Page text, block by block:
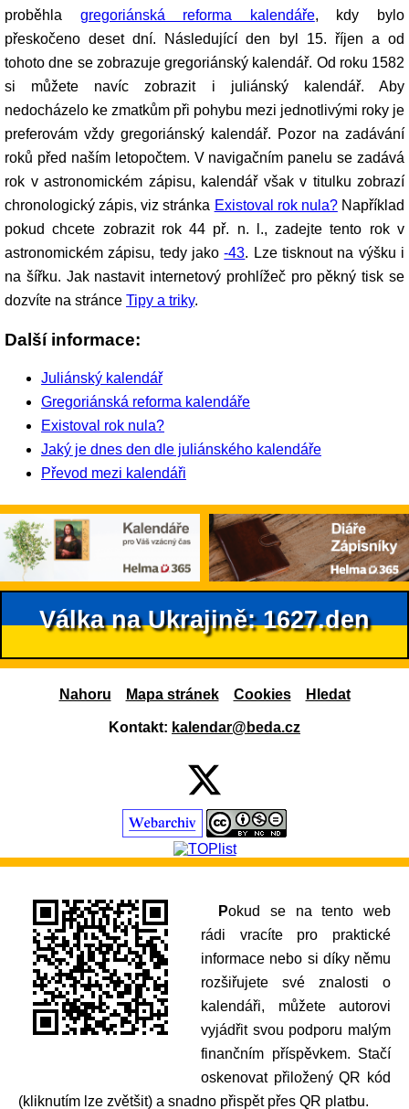
proběhla gregoriánská reforma kalendáře, kdy bylo
přeskočeno deset dní. Následující den byl 15. říjen a od
tohoto dne se zobrazuje gregoriánský kalendář. Od roku 1582
si můžete navíc zobrazit i juliánský kalendář. Aby
nedocházelo ke zmatkům při pohybu mezi jednotlivými roky je
preferovám vždy gregoriánský kalendář. Pozor na zadávání
roků před naším letopočtem. V navigačním panelu se zadává
rok v astronomickém zápisu, kalendář však v titulku zobrazí
chronologický zápis, viz stránka Existoval rok nula?Například
pokud chcete zobrazit rok 44 př. n. l., zadejte tento rok v
astronomickém zápisu, tedy jako-43. Lze tisknout na výšku i
na šířku. Jak nastavit internetový prohlížeč pro pěkný tisk se
dozvíte na stránce Tipy a triky.
Další informace:
Juliánský kalendář
Gregoriánská reforma kalendáře
Existoval rok nula?
Jaký je dnes den dle juliánského kalendáře
Převod mezi kalendáři
Válka na Ukrajině: 1627.den
Nahoru Mapa stránek Cookies Hledat
Kontakt: kalendar@beda.cz
Pokud se na tento web
rádi vracíte pro praktické
informace nebo si díky němu
rozšiřujete své znalosti o
kalendáři, můžete autorovi
vyjádřit svou podporu malým
finančním příspěvkem. Stačí
oskenovat přiložený QR kód
(kliknutím lze zvětšit) a snadno přispět přes QR platbu.